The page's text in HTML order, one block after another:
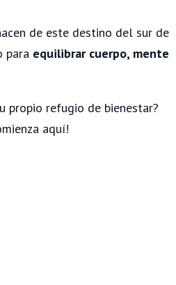
de este destino del sur de
para equilibrar cuerpo, mente
propio refugio de bienestar?
aquí!